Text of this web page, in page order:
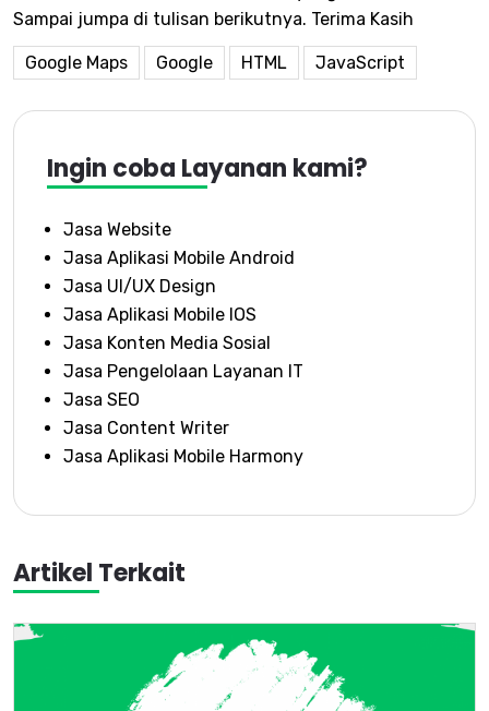
Sampai jumpa di tulisan berikutnya. Terima Kasih
Google Maps Google HTML JavaScript
Ingin coba Layanan kami?
Jasa Website
Jasa Aplikasi Mobile Android
Jasa UI/UX Design
Jasa Aplikasi Mobile IOS
Jasa Konten Media Sosial
Jasa Pengelolaan Layanan IT
Jasa SEO
Jasa Content Writer
Jasa Aplikasi Mobile Harmony
Artikel Terkait